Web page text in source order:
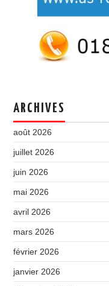
ARCHIVES
août 2026
juillet 2026
juin 2026
mai 2026
avril 2026
mars 2026
février 2026
janvier 2026